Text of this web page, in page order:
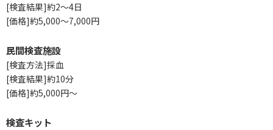
[検査結果]約2～4日
[価格]約5,000～7,000円
民間検査施設
[検査方法]採血
[検査結果]約10分
[価格]約5,000円～
検査キット